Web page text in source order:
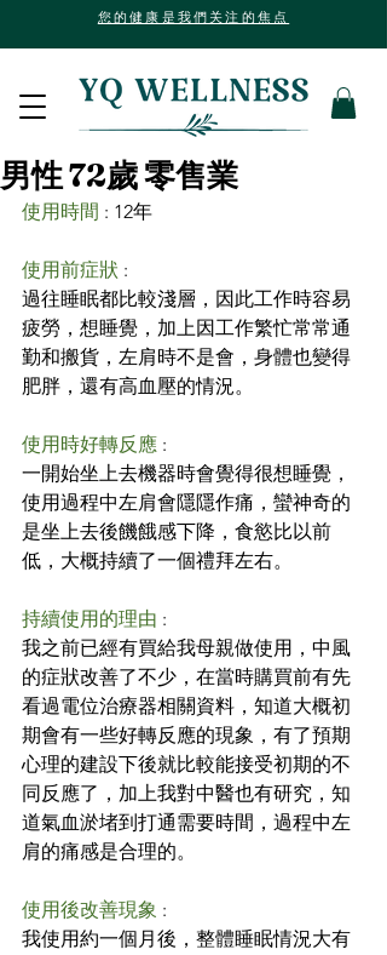
您的健康是我們关注的焦点
男性 72歲 零售業
使用時間 : 12年
使用前症狀 :
過往睡眠都比較淺層，因此工作時容易
疲勞，想睡覺，加上因工作繁忙常常通
勤和搬貨，左肩時不是會，身體也變得
肥胖，還有高血壓的情況。
使用時好轉反應 :
一開始坐上去機器時會覺得很想睡覺，
使用過程中左肩會隱隱作痛，蠻神奇的
是坐上去後饑餓感下降，食慾比以前
低，大概持續了一個禮拜左右。
持續使用的理由 :
我之前已經有買給我母親做使用，中風
的症狀改善了不少，在當時購買前有先
看過電位治療器相關資料，知道大概初
期會有一些好轉反應的現象，有了預期
心理的建設下後就比較能接受初期的不
同反應了，加上我對中醫也有研究，知
道氣血淤堵到打通需要時間，過程中左
肩的痛感是合理的。
使用後改善現象 :
我使用約一個月後，整體睡眠情況大有